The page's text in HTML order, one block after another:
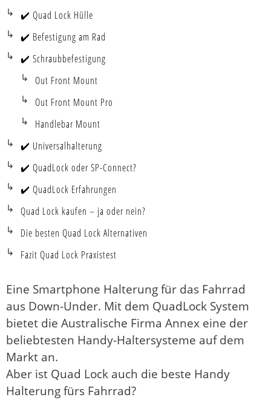
Eine Smartphone Halterung für das Fahrrad
aus Down-Under. Mit dem QuadLock System
bietet die Australische Firma Annex eine der
beliebtesten Handy-Haltersysteme auf dem
Markt an.
Aber ist Quad Lock auch die beste Handy
Halterung fürs Fahrrad?
✔️ Quad Lock Hülle
✔️ Befestigung am Rad
✔️ Schraubbefestigung
Out Front Mount
Out Front Mount Pro
Handlebar Mount
✔️ Universalhalterung
✔️ QuadLock oder SP-Connect?
✔️ QuadLock Erfahrungen
Quad Lock kaufen – ja oder nein?
Die besten Quad Lock Alternativen
Fazit Quad Lock Praxistest